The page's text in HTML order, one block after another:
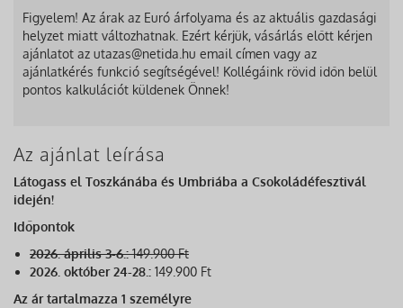
Figyelem! Az árak az Euró árfolyama és az aktuális gazdasági
helyzet miatt változhatnak. Ezért kérjük, vásárlás előtt kérjen
ajánlatot az utazas@netida.hu email címen vagy az
ajánlatkérés funkció segítségével! Kollégáink rövid időn belül
pontos kalkulációt küldenek Önnek!
Az ajánlat leírása
Látogass el Toszkánába és Umbriába a Csokoládéfesztivál
idején!
Időpontok
2026. április 3-6.:149.900 Ft
2026. október 24-28.: 149.900 Ft
Az ár tartalmazza 1 személyre